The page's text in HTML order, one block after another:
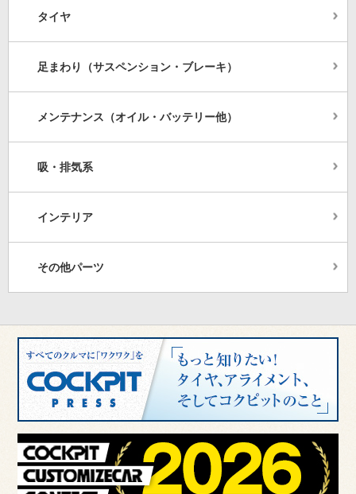
タイヤ
足まわり（サスペンション・ブレーキ）
メンテナンス（オイル・バッテリー他）
吸・排気系
インテリア
その他パーツ